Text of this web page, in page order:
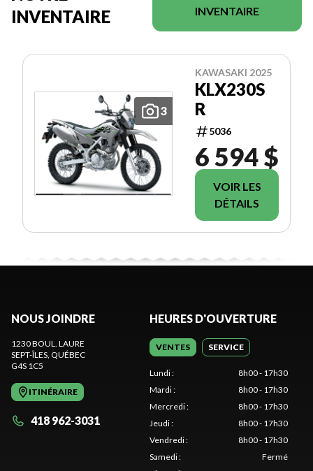
INVENTAIRE
INVENTAIRE
3
KAWASAKI 2025
KLX230S
R
5036
6 594 $
VOIR LES
DÉTAILS
NOUS JOINDRE
1230 BOUL. LAURE
SEPT-ÎLES, QUÉBEC
G4S 1C5
ITINÉRAIRE
418 962-3031
HEURES D'OUVERTURE
VENTES SERVICE
Lundi:
8h00 - 17h30
Mardi:
8h00 - 17h30
Mercredi:
8h00 - 17h30
Jeudi:
8h00 - 17h30
Vendredi:
8h00 - 17h30
Samedi:
Fermé